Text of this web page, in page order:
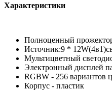
Характеристики
Полноценный
Источник:9 *
Мультицветный
Электронный дисплей
RGBW - 256 вариантов
Корпус - пластик